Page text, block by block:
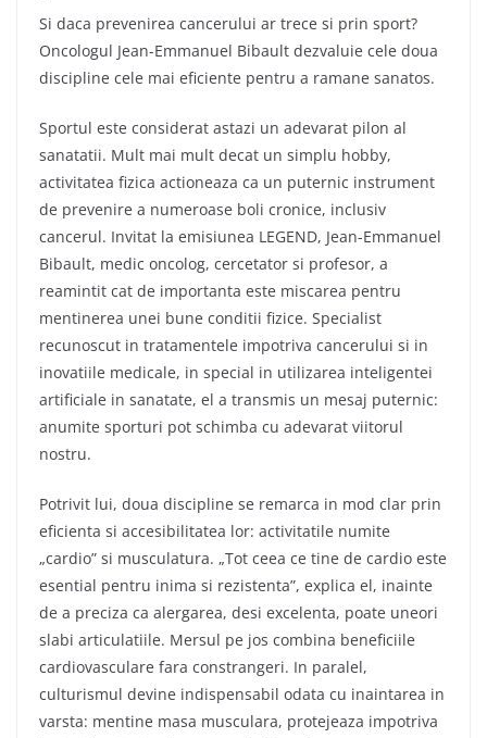
Si daca prevenirea cancerului ar trece si prin sport?
Oncologul Jean-Emmanuel Bibault dezvaluie cele doua
discipline cele mai eficiente pentru a ramane sanatos.
Sportul este considerat astazi un adevarat pilon al
sanatatii. Mult mai mult decat un simplu hobby,
activitatea fizica actioneaza ca un puternic instrument
de prevenire a numeroase boli cronice, inclusiv
cancerul. Invitat la emisiunea LEGEND, Jean-Emmanuel
Bibault, medic oncolog, cercetator si profesor, a
reamintit cat de importanta este miscarea pentru
mentinerea unei bune conditii fizice. Specialist
recunoscut in tratamentele impotriva cancerului si in
inovatiile medicale, in special in utilizarea inteligentei
artificiale in sanatate, el a transmis un mesaj puternic:
anumite sporturi pot schimba cu adevarat viitorul
nostru.
Potrivit lui, doua discipline se remarca in mod clar prin
eficienta si accesibilitatea lor: activitatile numite
„cardio” si musculatura. „Tot ceea ce tine de cardio este
esential pentru inima si rezistenta”, explica el, inainte
de a preciza ca alergarea, desi excelenta, poate uneori
slabi articulatiile. Mersul pe jos combina beneficiile
cardiovasculare fara constrangeri. In paralel,
culturismul devine indispensabil odata cu inaintarea in
varsta: mentine masa musculara, protejeaza impotriva